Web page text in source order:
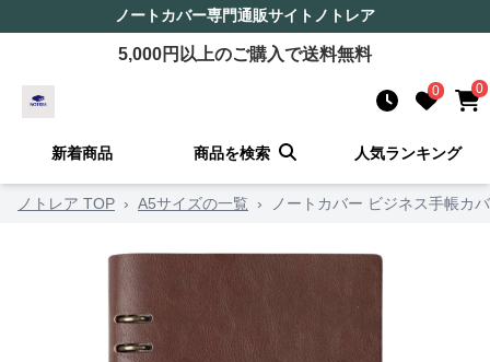
ノートカバー専門通販サイト ノトレア
5,000円以上のご購入で送料無料
0 0
新着商品 商品を検索 人気ランキング
ノトレア TOP › A5サイズの一覧 › ノートカバー ビジネス手帳カ